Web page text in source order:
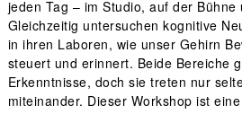
jeden Tag – im Studio, auf der Bühne
Gleichzeitig untersuchen kognitive
in ihren Laboren, wie unser Gehirn
steuert und erinnert. Beide Bereiche
Erkenntnisse, doch sie treten nur
miteinander. Dieser Workshop ist